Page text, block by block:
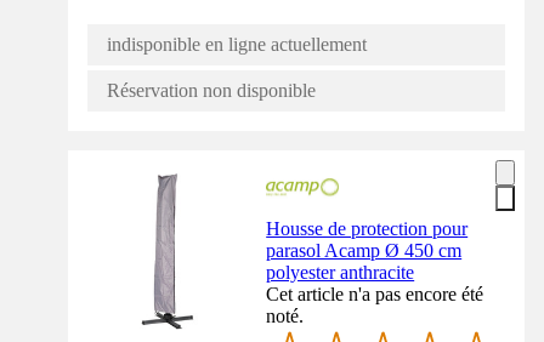
indisponible en ligne actuellement
Réservation non disponible
Housse de protection pour
parasol Acamp Ø 450 cm
polyester anthracite
Cet article n'a pas encore été
noté.